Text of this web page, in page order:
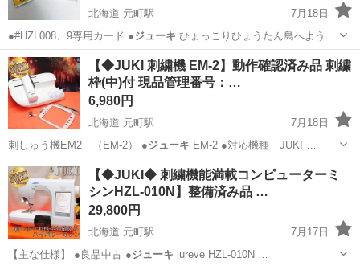
北海道 元町駅
7月18日
●#HZL008、9専用カード ●ジューキ ひょっこりひょうたん島へようこ
そ …
北海道 札幌市 元町駅 生活家電 HZL
【◆JUKI 刺繍機 EM-2】動作確認済み品 刺繍
枠(中)付 現品管理番号：…
6,980円
北海道 元町駅
7月18日
刺しゅう機EM2 （EM-2） ●ジューキ EM-2 ●対応機種 JUKI …
北海道 札幌市 元町駅 生活家電 JUKI
【◆JUKI◆ 刺繍機能満載コンピューターミ
シンHZL-010N】整備済み品 …
29,800円
北海道 元町駅
7月17日
【主な仕様】 ●良品中古 ●ジューキ jureve HZL-010N …